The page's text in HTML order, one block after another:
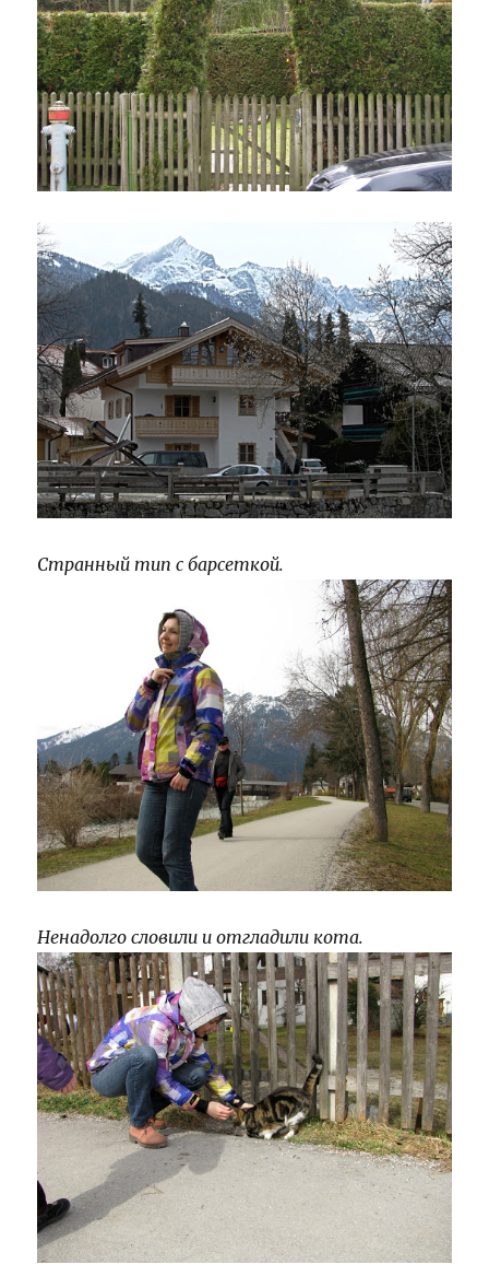
Странный тип с барсеткой.
Ненадолго словили и отгладили кота.